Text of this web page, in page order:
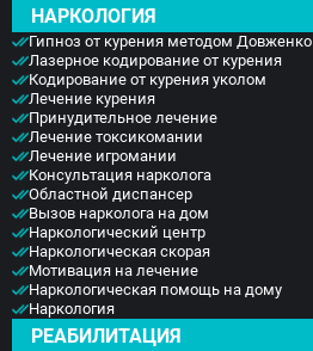
НАРКОЛОГИЯ
Гипноз от курения методом Довженко
Лазерное кодирование от курения
Кодирование от курения уколом
Лечение курения
Принудительное лечение
Лечение токсикомании
Лечение игромании
Консультация нарколога
Областной диспансер
Вызов нарколога на дом
Наркологический центр
Наркологическая скорая
Мотивация на лечение
Наркологическая помощь на дому
Наркология
РЕАБИЛИТАЦИЯ